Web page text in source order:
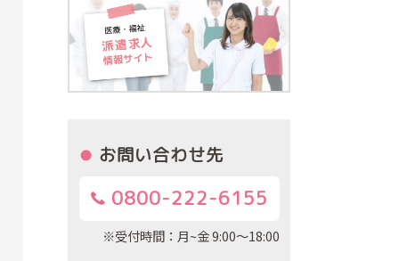
お問い合わせ先
0800-222-6155
※受付時間：月~金 9:00～18:00